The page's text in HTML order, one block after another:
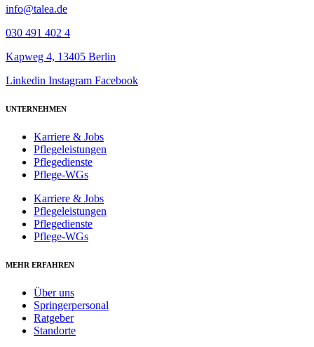
info@talea.de
030 491 402 4
Kapweg 4, 13405 Berlin
Linkedin Instagram Facebook
UNTERNEHMEN
Karriere & Jobs
Pflegeleistungen
Pflegedienste
Pflege-WGs
Karriere & Jobs
Pflegeleistungen
Pflegedienste
Pflege-WGs
MEHR ERFAHREN
Über uns
Springerpersonal
Ratgeber
Standorte